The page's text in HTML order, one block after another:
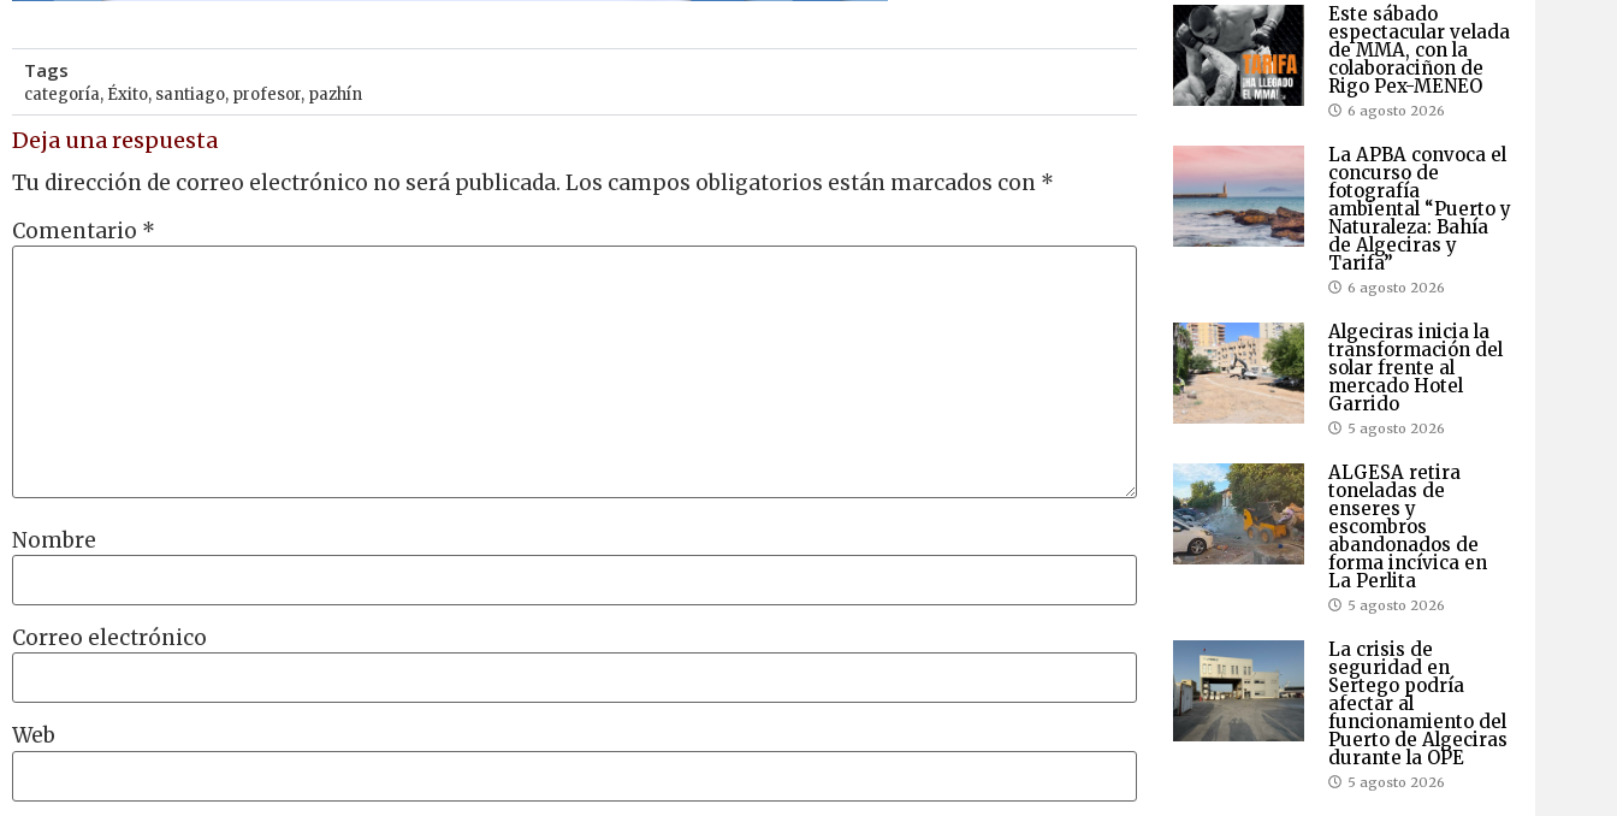
Tags
categoría, Éxito, santiago, profesor, pazhín
Deja una respuesta
Tu dirección de correo electrónico no será publicada. Los campos obligatorios están marcados con *
Comentario *
Nombre
Correo electrónico
Web
Este sábado
espectacular velada
de MMA, con la
colaboraciñon de
Rigo Pex-MENEO
6 agosto 2026
La APBA convoca el
concurso de
fotografía
ambiental “Puerto y
Naturaleza: Bahía
de Algeciras y
Tarifa”
6 agosto 2026
Algeciras inicia la
transformación del
solar frente al
mercado Hotel
Garrido
5 agosto 2026
ALGESA retira
toneladas de
enseres y
escombros
abandonados de
forma incívica en
La Perlita
5 agosto 2026
La crisis de
seguridad en
Sertego podría
afectar al
funcionamiento del
Puerto de Algeciras
durante la OPE
5 agosto 2026